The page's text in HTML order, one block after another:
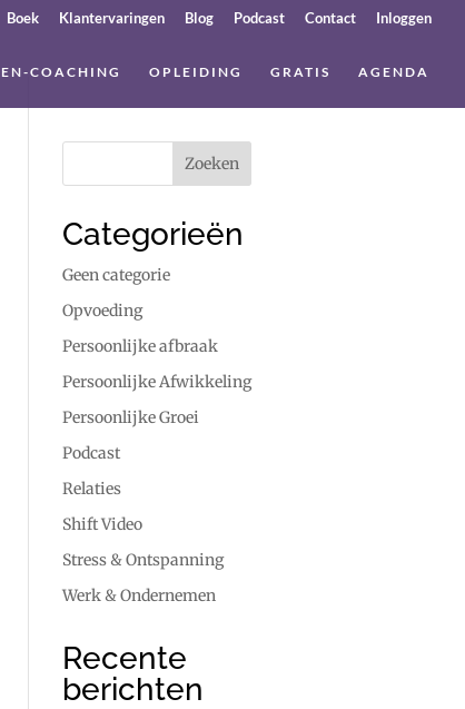
Boek Klantervaringen Blog Podcast Contact Inloggen
COACHING OPLEIDING GRATIS AGENDA
Categorieën
Geen categorie
Opvoeding
Persoonlijke afbraak
Persoonlijke Afwikkeling
Persoonlijke Groei
Podcast
Relaties
Shift Video
Stress & Ontspanning
Werk & Ondernemen
Recente
berichten